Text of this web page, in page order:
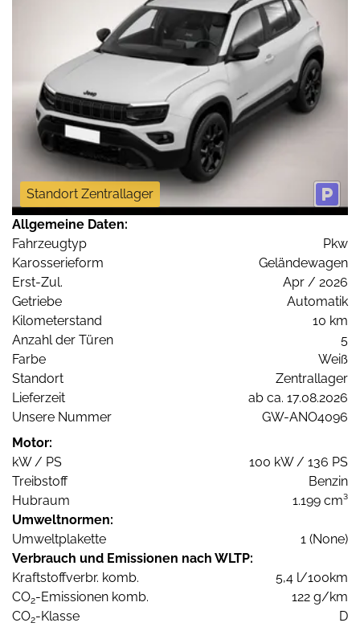
Standort Zentrallager
Allgemeine Daten:
Fahrzeugtyp
Pkw
Karosserieform
Geländewagen
Erst-Zul.
Apr / 2026
Getriebe
Automatik
Kilometerstand
10 km
Anzahl der Türen
5
Farbe
Weiß
Standort
Zentrallager
Lieferzeit
ab ca. 17.08.2026
Unsere Nummer
GW-ANO4096
Motor:
kW / PS
100 kW / 136 PS
Treibstoff
Benzin
Hubraum
1.199 cm³
Umweltnormen:
Umweltplakette
1 (None)
Verbrauch und Emissionen nach WLTP:
Kraftstoffverbr. komb.
5,4 l/100km
CO2-Emissionen komb.
122 g/km
CO2-Klasse D